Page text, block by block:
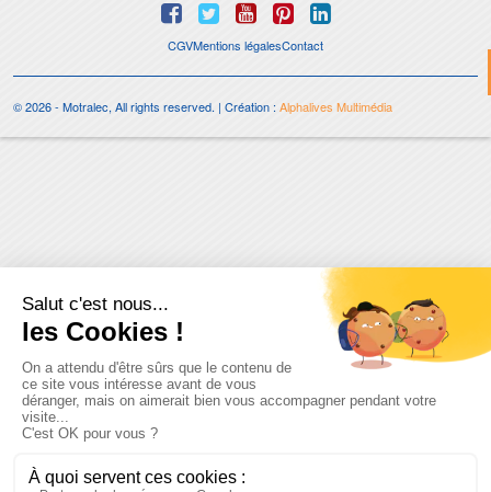
CGVMentions légalesContact
© 2026 - Motralec, All rights reserved. | Création :Alphalives Multimédia